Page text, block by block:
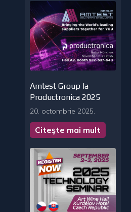
Amtest Group la
Productronica 2025
20. octombrie 2025.
Citeşte mai mult